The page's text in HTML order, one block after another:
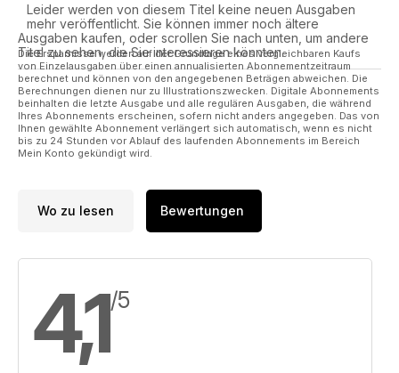
Leider werden von diesem Titel keine neuen Ausgaben
mehr veröffentlicht. Sie können immer noch ältere
Ausgaben kaufen, oder scrollen Sie nach unten, um andere
Titel zu sehen, die Sie interessieren könnten.
Die Ersparnisse werden auf der Grundlage eines vergleichbaren Kaufs
von Einzelausgaben über einen annualisierten Abonnementzeitraum
berechnet und können von den angegebenen Beträgen abweichen. Die
Berechnungen dienen nur zu Illustrationszwecken. Digitale Abonnements
beinhalten die letzte Ausgabe und alle regulären Ausgaben, die während
Ihres Abonnements erscheinen, sofern nicht anders angegeben. Das von
Ihnen gewählte Abonnement verlängert sich automatisch, wenn es nicht
bis zu 24 Stunden vor Ablauf des laufenden Abonnements im Bereich
Mein Konto gekündigt wird.
Wo zu lesen Bewertungen
4,1/5